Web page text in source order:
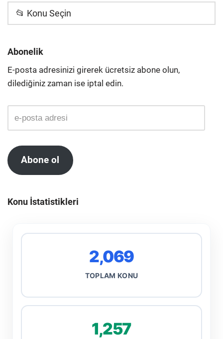
📂 Konu Seçin
Abonelik
E-posta adresinizi girerek ücretsiz abone olun,
dilediğiniz zaman ise iptal edin.
Abone ol
Konu İstatistikleri
2,069
TOPLAM KONU
1,257